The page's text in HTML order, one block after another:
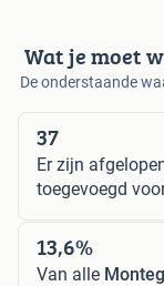
Wat je moet
De onderstaande
37
Er zijn
toegevoegd
13,6%
Van alle